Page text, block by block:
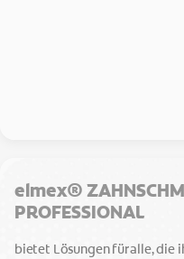
elmex®
PROFESSIONAL
bietet Lösungen für alle, die